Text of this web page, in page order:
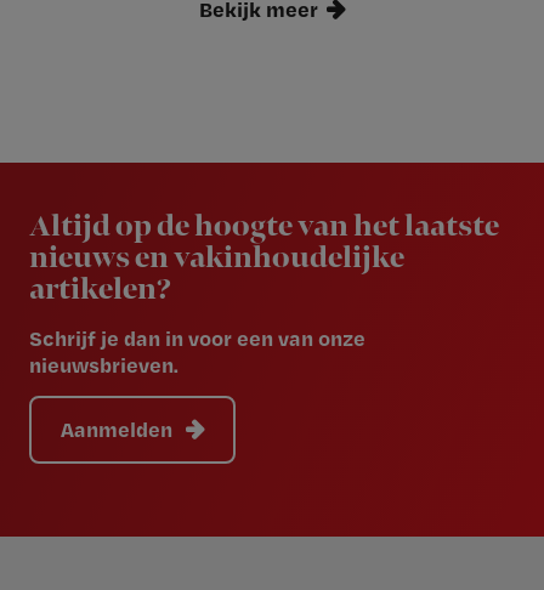
Bekijk meer
Altijd op de hoogte van het laatste
nieuws en vakinhoudelijke
artikelen?
Schrijf je dan in voor een van onze
nieuwsbrieven.
Aanmelden